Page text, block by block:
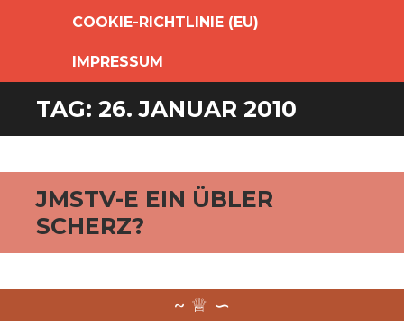
COOKIE-RICHTLINIE (EU)
IMPRESSUM
TAG: 26. JANUAR 2010
JMSTV-E EIN ÜBLER
SCHERZ?